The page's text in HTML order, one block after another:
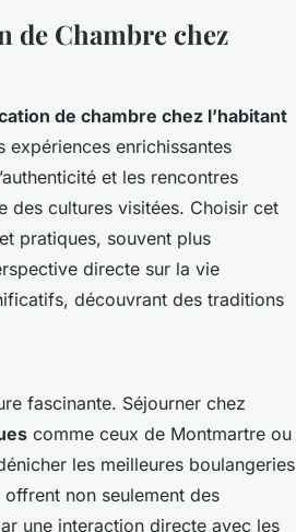
de Chambre chez
de chambre chez l’habitant
expériences enrichissantes
et les rencontres
des cultures visitées. Choisir cet
pratiques, souvent plus
directe sur la vie
découvrant des traditions
fascinante. Séjourner chez
comme ceux de Montmartre ou
les meilleures boulangeries
non seulement des
une interaction directe avec les